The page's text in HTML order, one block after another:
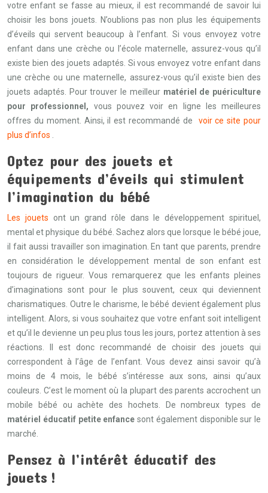
votre enfant se fasse au mieux, il est recommandé de savoir lui
choisir les bons jouets. N’oublions pas non plus les équipements
d’éveils qui servent beaucoup à l’enfant. Si vous envoyez votre
enfant dans une crèche ou l’école maternelle, assurez-vous qu’il
existe bien des jouets adaptés. Si vous envoyez votre enfant dans
une crèche ou une maternelle, assurez-vous qu’il existe bien des
jouets adaptés. Pour trouver le meilleur matériel de puériculture
pour professionnel, vous pouvez voir en ligne les meilleures
offres du moment. Ainsi, il est recommandé de voir ce site pour
plus d’infos
Optez pour des jouets et
équipements d’éveils qui stimulent
l’imagination du bébé
Les jouets ont un grand rôle dans le développement spirituel,
mental et physique du bébé. Sachez alors que lorsque le bébé joue,
il fait aussi travailler son imagination. En tant que parents, prendre
en considération le développement mental de son enfant est
toujours de rigueur. Vous remarquerez que les enfants pleines
d’imaginations sont pour le plus souvent, ceux qui deviennent
charismatiques. Outre le charisme, le bébé devient également plus
intelligent. Alors, si vous souhaitez que votre enfant soit intelligent
et qu’il le devienne un peu plus tous les jours, portez attention à ses
réactions. Il est donc recommandé de choisir des jouets qui
correspondent à l’âge de l’enfant. Vous devez ainsi savoir qu’à
moins de 4 mois, le bébé s’intéresse aux sons, ainsi qu’aux
couleurs. C’est le moment où la plupart des parents accrochent un
mobile bébé ou achète des hochets. De nombreux types de
matériel éducatif petite enfance sont également disponible sur le
marché.
Pensez à l’intérêt éducatif des
jouets !